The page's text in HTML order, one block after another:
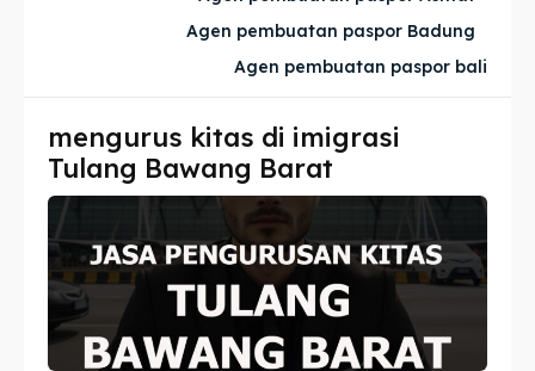
Imta
Legalisir
Apostille
Penerjemah
Imta
Legalisir
Apostille
Penerjemah
Agen pembuatan paspor Badung
Agen pembuatan paspor bali
mengurus kitas di imigrasi
Tulang Bawang Barat